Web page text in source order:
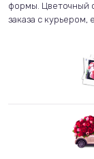
формы. Цветочный
заказа с курьером,